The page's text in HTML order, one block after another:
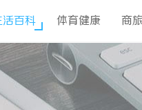
活百科 体育健康 商